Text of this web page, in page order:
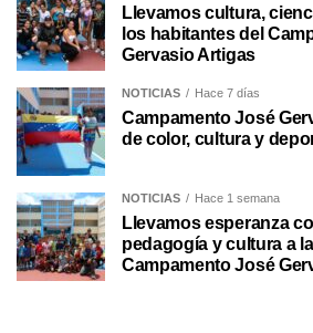
Llevamos cultura,
los habitantes del
Gervasio Artigas
NOTICIAS Hace 7 días
Campamento José
de color, cultura y
NOTICIAS Hace 1 semana
Llevamos esperanza
pedagogía y cultura a
Campamento José